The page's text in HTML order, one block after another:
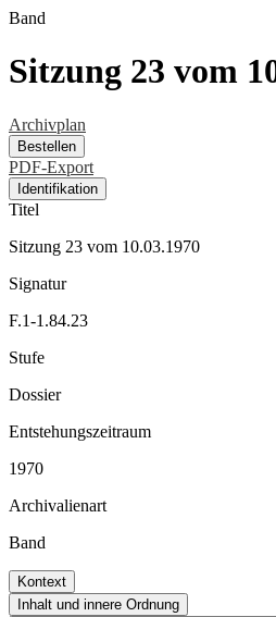
Band
Sitzung 23 vom
Archivplan
Bestellen
PDF-Export
Identifikation
Titel
Sitzung 23 vom 10.03.1970
Signatur
F.1-1.84.23
Stufe
Dossier
Entstehungszeitraum
1970
Archivalienart
Band
Kontext
Inhalt und innere Ordnung